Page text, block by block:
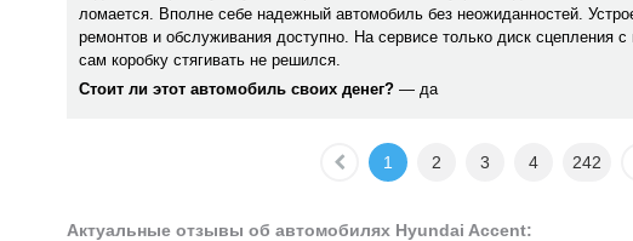
ломается. Вполне себе надежный автомобиль без неожиданностей.
ремонтов и обслуживания доступно. На сервисе только диск
сам коробку стягивать не решился.
Стоит ли этот автомобиль своих денег? — да
1 2 3 4 242
Актуальные отзывы об автомобилях Hyundai Accent: